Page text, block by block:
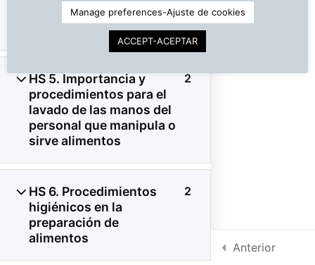
4. Hábitos y prácticas de
higiene personal
2
HS 5. Importancia y
procedimientos para el
lavado de las manos del
personal que manipula o
sirve alimentos
2
HS 6. Procedimientos
higiénicos en la
preparación de
alimentos
2
Anterior
Política de Privacidad
Condiciones de uso
Intra-net
Manage preferences-Ajuste de cookies
ACCEPT-ACEPTAR